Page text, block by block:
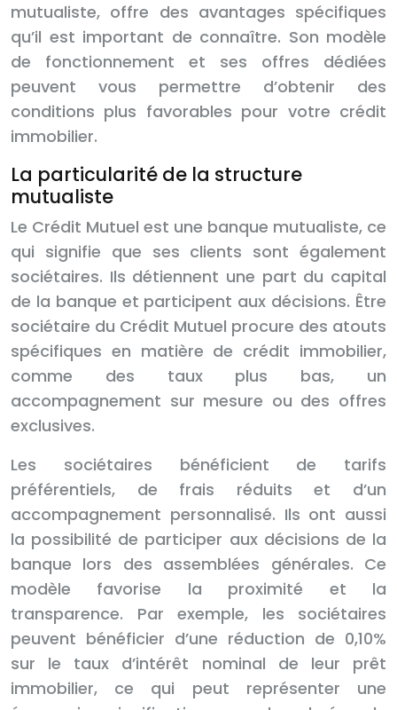
mutualiste, offre des avantages spécifiques
qu’il est important de connaître. Son modèle
de fonctionnement et ses offres dédiées
peuvent vous permettre d’obtenir des
conditions plus favorables pour votre crédit
immobilier.
La particularité de la structure
mutualiste
Le Crédit Mutuel est une banque mutualiste, ce
qui signifie que ses clients sont également
sociétaires. Ils détiennent une part du capital
de la banque et participent aux décisions. Être
sociétaire du Crédit Mutuel procure des atouts
spécifiques en matière de crédit immobilier,
comme des taux plus bas, un
accompagnement sur mesure ou des offres
exclusives.
Les sociétaires bénéficient de tarifs
préférentiels, de frais réduits et d’un
accompagnement personnalisé. Ils ont aussi
la possibilité de participer aux décisions de la
banque lors des assemblées générales. Ce
modèle favorise la proximité et la
transparence. Par exemple, les sociétaires
peuvent bénéficier d’une réduction de 0,10%
sur le taux d’intérêt nominal de leur prêt
immobilier, ce qui peut représenter une